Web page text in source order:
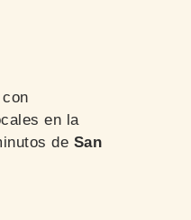
con
en la
de San